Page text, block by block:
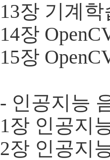
13장 기계
14장
15장
- 인공지능
1장 인공지
2장 인공지